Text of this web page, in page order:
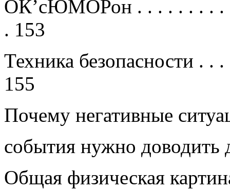
ОК’сЮМОРон . . . . . . . .
. 153
Техника безопасности . . .
155
Почему негативные
события нужно доводить
Общая физическая